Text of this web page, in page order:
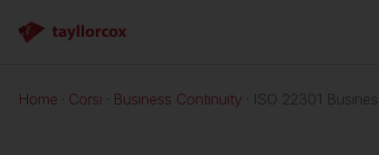
Home Corsi Business Continuity ISO 22301